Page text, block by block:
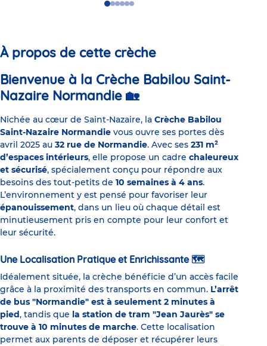
GoGoGoGo
GoGo
À propos de cette crèche
Bienvenue à la Crèche Babilou Saint-
Nazaire Normandie 🏡
Nichée au cœur de Saint-Nazaire, la Crèche Babilou
Saint-Nazaire Normandie vous ouvre ses portes dès
avril 2025 au 32 rue de Normandie. Avec ses 231 m²
d’espaces intérieurs, elle propose un cadre chaleureux
et sécurisé, spécialement conçu pour répondre aux
besoins des tout-petits de 10 semaines à 4 ans.
L’environnement y est pensé pour favoriser leur
épanouissement, dans un lieu où chaque détail est
minutieusement pris en compte pour leur confort et
leur sécurité.
Une Localisation Pratique et Enrichissante 🗺️
Idéalement située, la crèche bénéficie d’un accès facile
grâce à la proximité des transports en commun. L’arrêt
de bus "Normandie" est à seulement 2 minutes à
pied, tandis que la station de tram "Jean Jaurès" se
trouve à 10 minutes de marche. Cette localisation
permet aux parents de déposer et récupérer leurs